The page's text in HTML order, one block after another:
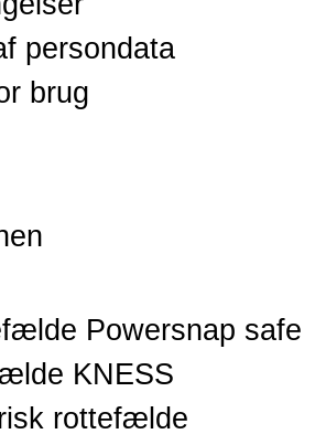
persondata
brug
Powersnap safe
KNESS
rottefælde